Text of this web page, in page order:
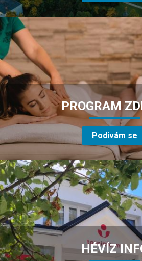
PROGRAM
Podivám se
HÉVÍZ